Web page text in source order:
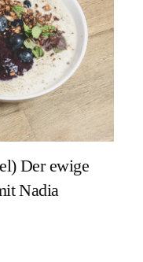
Der ewige
Nadia